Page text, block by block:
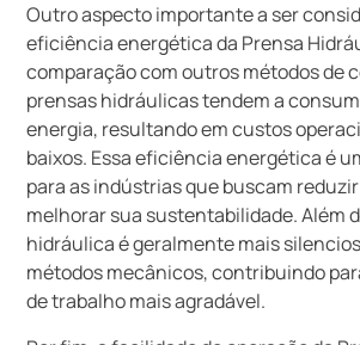
Outro aspecto importante a ser
eficiência energética da Prensa
comparação com outros métodos de
prensas hidráulicas tendem a
energia, resultando em custos
baixos. Essa eficiência energética é
para as indústrias que buscam
melhorar sua sustentabilidade. Além
hidráulica é geralmente mais
métodos mecânicos, contribuindo
de trabalho mais agradável.